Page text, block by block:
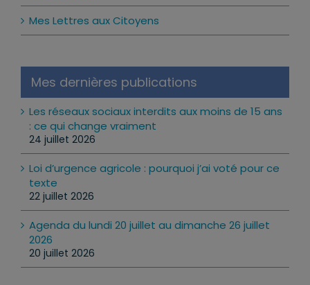
Mon Agenda
Mes Lettres aux Citoyens
Mes dernières publications
Les réseaux sociaux interdits aux moins de 15 ans
: ce qui change vraiment
24 juillet 2026
Loi d’urgence agricole : pourquoi j’ai voté pour ce
texte
22 juillet 2026
Agenda du lundi 20 juillet au dimanche 26 juillet
2026
20 juillet 2026